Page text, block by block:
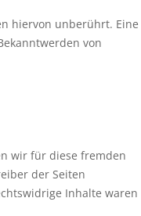
hiervon unberührt. Eine
von
wir für diese fremden
der Seiten
Inhalte waren